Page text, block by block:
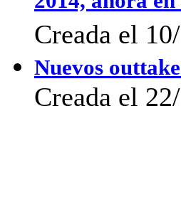
Creada el
Nuevos
Creada el